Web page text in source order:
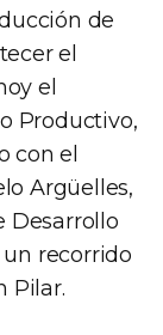
de
el
el
Productivo,
con el
Argüelles,
Desarrollo
recorrido
Pilar.